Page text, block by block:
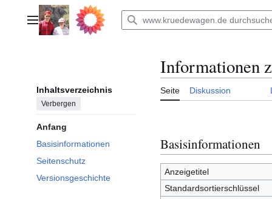
springenHauptmenü
Inhaltsverzeichnis
Verbergen
Anfang
Basisinformationen
Seitenschutz
Versionsgeschichte
Informationen
Seite Diskussion
Basisinformationen
Anzeigetitel
Standardsortierschlüssel